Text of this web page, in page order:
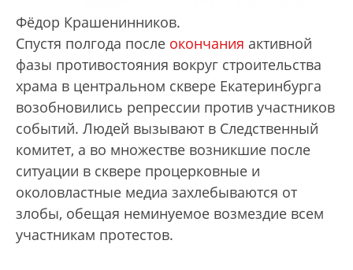
Фёдор Крашенинников.
Спустя полгода после окончания активной
фазы противостояния вокруг строительства
храма в центральном сквере Екатеринбурга
возобновились репрессии против участников
событий. Людей вызывают в Следственный
комитет, а во множестве возникшие после
ситуации в сквере процерковные и
околовластные медиа захлебываются от
злобы, обещая неминуемое возмездие всем
участникам протестов.